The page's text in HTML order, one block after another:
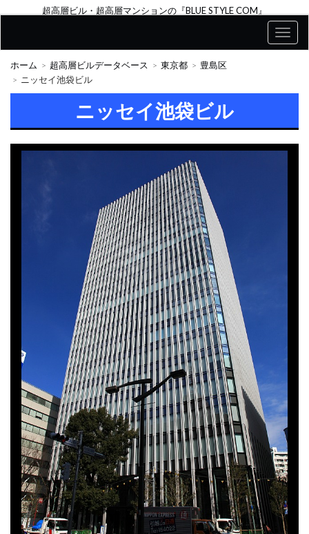
超高層ビル・超高層マンションの『BLUE STYLE COM』
ホーム 超高層ビルデータベース 東京都
豊島区
ニッセイ池袋ビル
ニッセイ池袋ビル